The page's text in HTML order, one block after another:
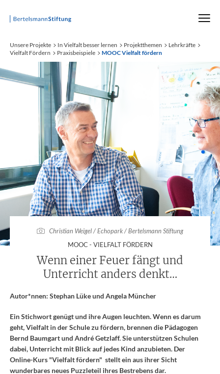
Startseite
Unsere Projekte In Vielfalt besser lernen Projektthemen
Lehrkräfte
Vielfalt Fördern
Praxisbeispiele MOOC Vielfalt fördern
Christian Weigel / Echopark / Bertelsmann Stiftung
MOOC - VIELFALT FÖRDERN:
Wenn einer Feuer fängt und
Unterricht anders denkt…
Autor*nnen: Stephan Lüke und Angela Müncher
Ein Stichwort genügt und ihre Augen leuchten. Wenn es darum
geht, Vielfalt in der Schule zu fördern, brennen die Pädagogen
Bernd Baumgart und André Getzlaff. Sie unterstützen Schulen
dabei, Unterricht mit Blick auf jedes Kind anzubieten. Der
Online-Kurs "Vielfalt fördern" stellt ein aus ihrer Sicht
wunderbares neues Puzzleteil ihres Bestrebens dar.